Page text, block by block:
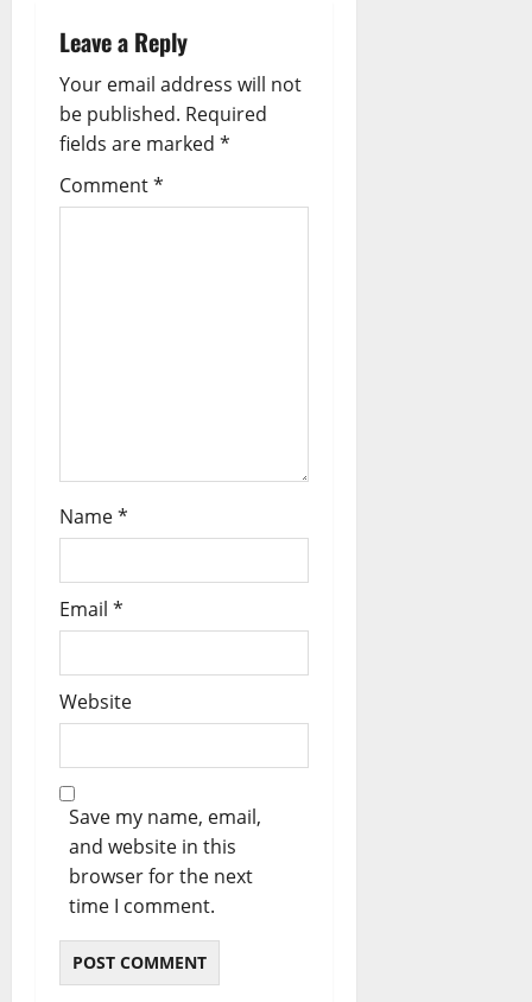
v
i
g
a
t
Leave a Reply
Your email address will not
be published. Required
fields are marked *
Comment*
Name*
Email *
Website
Save my name, email,
and website in this
browser for the next
time I comment.